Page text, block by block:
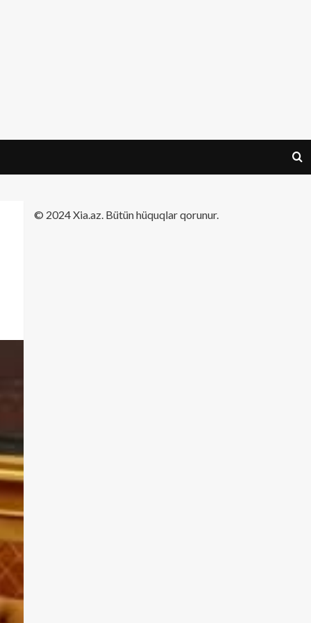
​© 2024 Xia.az. Bütün hüquqlar qorunur.